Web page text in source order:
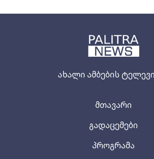
ახალი ამბების
მთავარი
გადაცემები
პროგრამა